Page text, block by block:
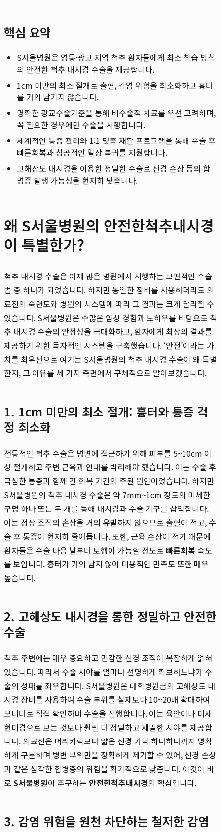
핵심 요약
S서울병원은 영통·광교 지역 척추 환자들에게 최소 침습 방식
의 안전한 척추 내시경 수술을 제공합니다.
1cm 미만의 최소 절개로 출혈, 감염 위험을 최소화하고 흉터
를 거의 남기지 않습니다.
명확한 광교수술기준을 통해 비수술적 치료를 우선 고려하며,
꼭 필요한 경우에만 수술을 시행합니다.
체계적인 통증 관리와 1:1 맞춤 재활 프로그램을 통해 수술 후
빠른회복과 성공적인 일상 복귀를 지원합니다.
고해상도 내시경을 이용한 정밀한 수술로 신경 손상 등의 합
병증 발생 가능성을 현저히 낮춥니다.
왜 S서울병원의 안전한척추내시경
이 특별한가?
척추 내시경 수술은 이제 많은 병원에서 시행하는 보편적인 수술
법 중 하나가 되었습니다. 하지만 동일한 장비를 사용하더라도 의
료진의 숙련도와 병원의 시스템에 따라 그 결과는 크게 달라질 수
있습니다. S서울병원은 수많은 임상 경험과 노하우를 바탕으로 척
추 내시경 수술의 안정성을 극대화하고, 환자에게 최상의 결과를
제공하기 위한 독자적인 시스템을 구축했습니다. ‘안전’이라는 가
치를 최우선으로 여기는 S서울병원의 척추 내시경 수술이 왜 특별
한지, 그 이유를 세 가지 측면에서 구체적으로 알아보겠습니다.
1. 1cm 미만의 최소 절개: 흉터와 통증 걱
정 최소화
전통적인 척추 수술은 병변에 접근하기 위해 피부를 5~10cm 이
상 절개하고 주변 근육과 인대를 박리해야 했습니다. 이는 수술 후
극심한 통증과 함께 긴 회복 기간의 주된 원인이었습니다. 하지만
S서울병원의 척추 내시경 수술은 약 7mm~1cm 정도의 미세한
구멍 하나 또는 두 개를 통해 내시경과 수술 기구를 삽입합니다.
이는 정상 조직의 손상을 거의 유발하지 않으므로 출혈이 적고, 수
술 후 통증이 현저히 줄어듭니다. 또한, 근육 손상이 적기 때문에
환자들은 수술 다음 날부터 보행이 가능할 정도로 빠른회복 속도
를 보입니다. 흉터가 거의 남지 않아 미용적인 만족도 또한 매우
높습니다.
2. 고해상도 내시경을 통한 정밀하고 안전한
수술
척추 주변에는 매우 중요하고 민감한 신경 조직이 복잡하게 얽혀
있습니다. 따라서 수술 시야를 얼마나 선명하게 확보하느냐가 수
술의 성패를 좌우합니다. S서울병원은 대학병원급의 고해상도 내
시경 장비를 사용하여 수술 부위를 실제보다 10~20배 확대하여
모니터로 직접 확인하며 수술을 진행합니다. 이는 육안이나 미세
현미경으로 보는 것보다 훨씬 더 정밀하고 세밀한 시야를 제공합
니다. 의료진은 머리카락보다 얇은 신경 가닥 하나하나까지 명확
하게 구분하며 병변 부위만을 정확하게 제거할 수 있어, 신경 손상
과 같은 심각한 합병증의 위험을 획기적으로 낮춥니다. 이것이 바
로 S서울병원이 추구하는 안전한척추내시경의 핵심입니다.
3. 감염 위험을 원천 차단하는 철저한 감염